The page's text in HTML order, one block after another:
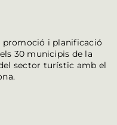
promoció i planificació
30 municipis de la
sector turístic amb el